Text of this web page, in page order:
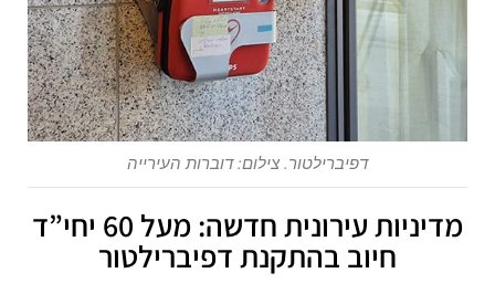
דפיברילטור. צילום: דוברות העירייה
מדיניות עירונית חדשה: מעל 60 יחי”ד
חיוב בהתקנת דפיברילטור